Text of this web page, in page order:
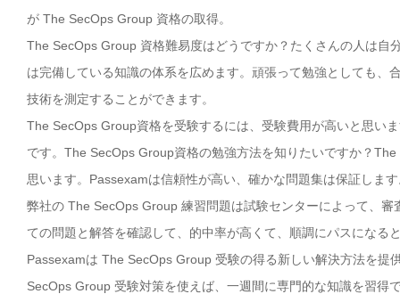
が The SecOps Group 資格の取得。
The SecOps Group 資格難易度はどうですか？たくさんの人は
は完備している知識の体系を広めます。頑張って勉強としても
技術を測定することができます。
The SecOps Group資格を受験するには、受験費用が高いと思い
です。The SecOps Group資格の勉強方法を知りたいですか？
思います。Passexamは信頼性が高い、確かな問題集は保証しま
弊社の The SecOps Group 練習問題は試験センターによって、
ての問題と解答を確認して、的中率が高くて、順調にパスになる
Passexamは The SecOps Group 受験の得る新しい解決方法を
SecOps Group 受験対策を使えば、一週間に専門的な知識を習得